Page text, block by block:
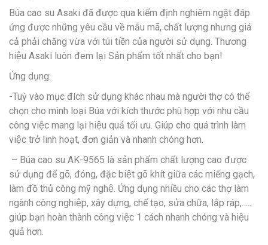
Búa cao su Asaki đã được qua kiểm định nghiêm ngặt đáp
ứng được những yêu cầu về mẫu mã, chất lượng nhưng giá
cả phải chăng vừa với túi tiền của người sử dụng. Thương
hiệu Asaki luôn đem lại Sản phẩm tốt nhất cho bạn!
Ứng dụng:
-Tuỳ vào mục đích sử dụng khác nhau mà người thợ có thể
chọn cho mình loại Búa với kích thước phù hợp với nhu cầu
công việc mang lại hiệu quả tối ưu. Giúp cho quá trình làm
việc trở linh hoạt, đơn giản và nhanh chóng hơn.
– Búa cao su AK-9565 là sản phẩm chất lượng cao được
sử dụng để gõ, đóng, đặc biệt gõ khít giữa các miếng gạch,
làm đồ thủ công mỹ nghệ. Ứng dụng nhiều cho các thợ làm
ngành công nghiệp, xây dựng, chế tạo, sửa chữa, lắp ráp,…..
giúp bạn hoàn thành công việc 1 cách nhanh chóng và hiệu
quả hơn.